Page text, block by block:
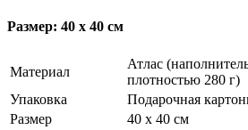
Размер: 40 x 40 см
Материал
Атлас
плотностью 280 г)
Упаковка
Подарочная
Размер
40 x 40 см